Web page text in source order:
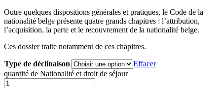
Outre quelques dispositions générales et pratiques, le Code de la
nationalité belge présente quatre grands chapitres : l’attribution,
l’acquisition, la perte et le recouvrement de la nationalité belge.
Ces dossier traite notamment de ces chapitres.
Type de déclinaison
Effacer
quantité de Nationalité et droit de séjour